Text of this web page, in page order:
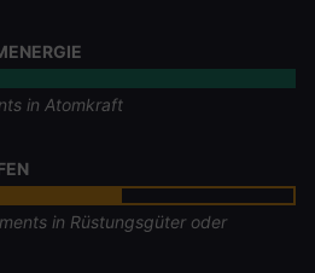
in Atomkraft
in Rüstungsgüter oder